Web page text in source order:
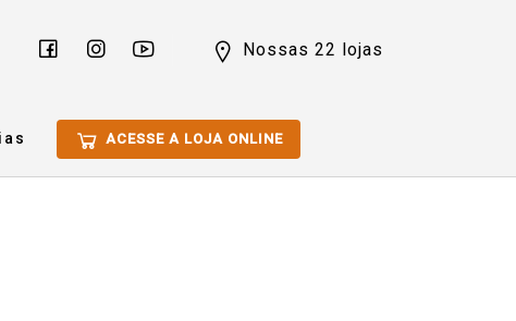
Nossas 22 lojas
ACESSE A LOJA ONLINE